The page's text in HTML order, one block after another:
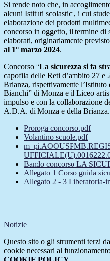
Si rende noto che, in
alcuni Istituti scolastici, i cui
elaborazione dei prodotti
concorso in oggetto, il termine di
elaborati, originariamente
al 1° marzo 2024.
Concorso “La sicurezza si fa
capofila delle Reti d’ambito 27 e
Brianza, rispettivamente
Bianchi” di Monza e il Liceo
impulso e con la collaborazione
A.D.A. di Monza e della Brianza.
Proroga concorso.pdf
Volantino scuole.pdf
Bando concorso LA
Allegato 1 Corso guida
Allegato 2 - 3 Liberatoria-
Notizie
Questo sito o gli strumenti terzi
cookie necessari al